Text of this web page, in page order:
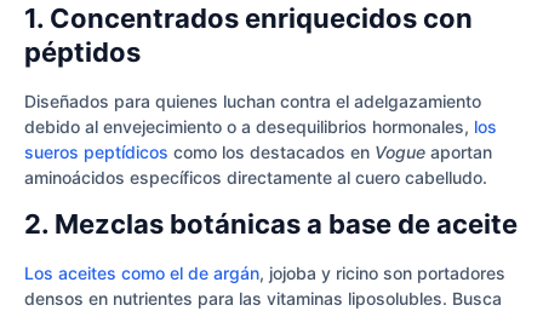
1. Concentrados enriquecidos con
péptidos
Diseñados para quienes luchan contra el adelgazamiento
debido al envejecimiento o a desequilibrios hormonales, los
sueros peptídicos como los destacados en Vogue aportan
aminoácidos específicos directamente al cuero cabelludo.
2. Mezclas botánicas a base de aceite
Los aceites como el de argán, jojoba y ricino son portadores
densos en nutrientes para las vitaminas liposolubles. Busca